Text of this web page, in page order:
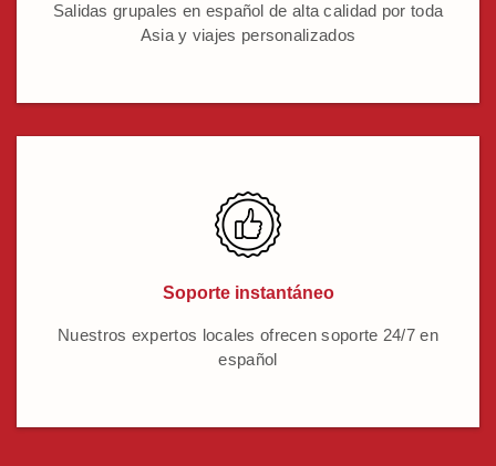
Salidas grupales en español de alta calidad por toda
Asia y viajes personalizados
Soporte instantáneo
Nuestros expertos locales ofrecen soporte 24/7 en
español